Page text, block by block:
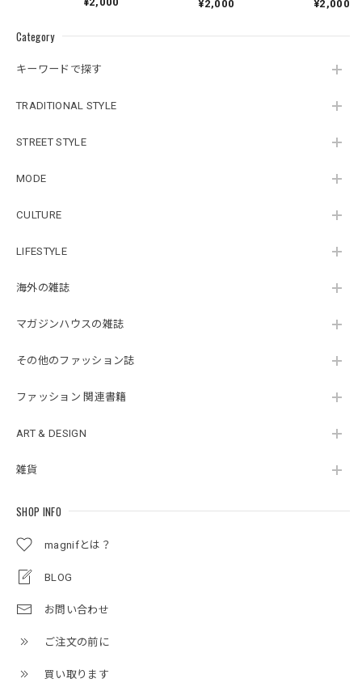
Category
キーワードで探す
TRADITIONAL STYLE
STREET STYLE
MODE
CULTURE
LIFESTYLE
海外の雑誌
マガジンハウスの雑誌
その他のファッション誌
ファッション 関連書籍
ART & DESIGN
雑貨
SHOP INFO
magnifとは？
BLOG
お問い合わせ
ご注文の前に
買い取ります
¥2,000 ¥2,000